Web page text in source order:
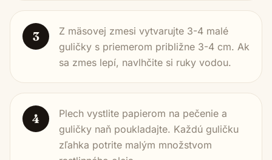
3
Z mäsovej zmesi vytvarujte 3-4 malé
guličky s priemerom približne 3-4 cm. Ak
sa zmes lepí, navlhčite si ruky vodou.
4
Plech vystlite papierom na pečenie a
guličky naň poukladajte. Každú guličku
zľahka potrite malým množstvom